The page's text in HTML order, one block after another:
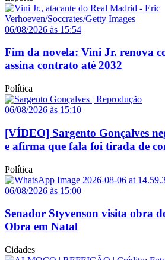
06/08/2026 às 15:54
Fim da novela: Vini Jr. renova
assina contrato até 2032
Política
06/08/2026 às 15:10
[VÍDEO] Sargento Gonçalves
e afirma que fala foi tirada de
Política
06/08/2026 às 15:00
Senador Styvenson visita obra
Obra em Natal
Cidades